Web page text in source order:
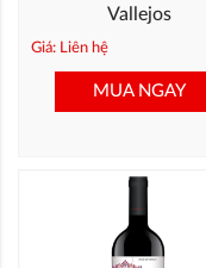
Vallejos
Giá: Liên hệ
MUA NGAY